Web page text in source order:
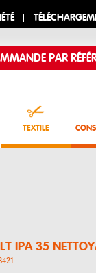
PAR
TEXTILE
IPA 35